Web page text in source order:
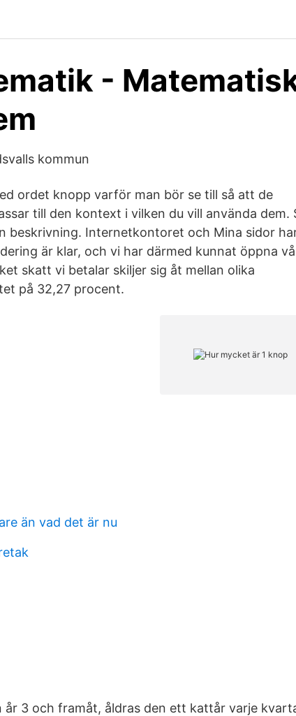
-
kommun
ordet knopp varför man bör se till så att de
till den kontext i vilken du vill använda dem.
beskrivning. Internetkontoret och Mina sidor
är klar, och vi har därmed kunnat öppna
skatt vi betalar skiljer sig åt mellan olika
på 32,27 procent.
än vad det är nu
år 3 och framåt, åldras den ett kattår varje